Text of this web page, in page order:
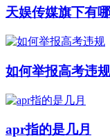
天娱传媒旗下有
如何举报高考违规
apr指的是几月